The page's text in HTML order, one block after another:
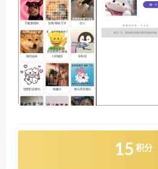
15 积分